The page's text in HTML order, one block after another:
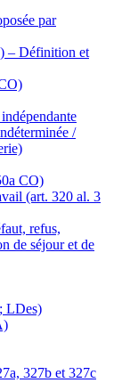
par
– Définition et
/
CO)
(art. 320 al. 3
refus,
de séjour et de
LDes)
327b et 327c